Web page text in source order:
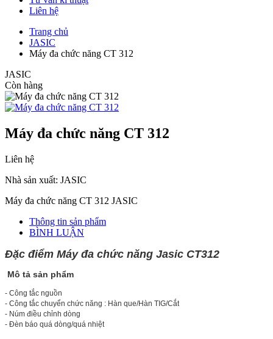
Liên hệ
Trang chủ
JASIC
Máy đa chức năng CT 312
JASIC
Còn hàng
Máy đa chức năng CT 312
Liên hệ
Nhà sản xuất: JASIC
Máy đa chức năng CT 312 JASIC
Thông tin sản phẩm
BÌNH LUẬN
Đặc điểm Máy đa chức năng Jasic CT312
Mô tả sản phẩm
- Công tắc nguồn
- Công tắc chuyển chức năng : Hàn que/Hàn TIG/Cắt
- Núm điều chỉnh dòng
- Đèn báo quá dòng/quá nhiệt